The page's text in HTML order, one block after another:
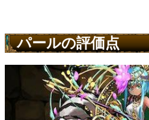
パールの評価点